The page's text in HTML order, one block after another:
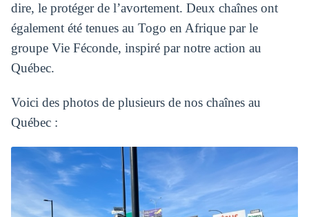
dire, le protéger de l’avortement. Deux chaînes ont
également été tenues au Togo en Afrique par le
groupe Vie Féconde, inspiré par notre action au
Québec.
Voici des photos de plusieurs de nos chaînes au
Québec :